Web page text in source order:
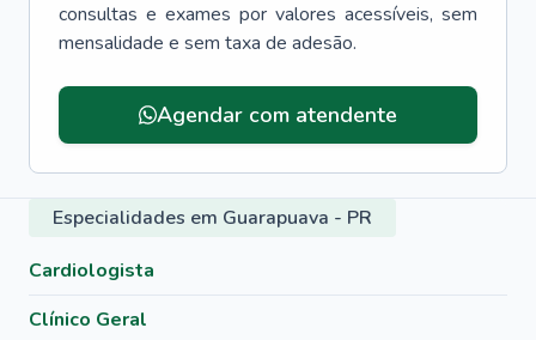
consultas e exames por valores acessíveis, sem
mensalidade e sem taxa de adesão.
Agendar com atendente
Menu lateral
Especialidades em Guarapuava - PR
Cardiologista
Clínico Geral